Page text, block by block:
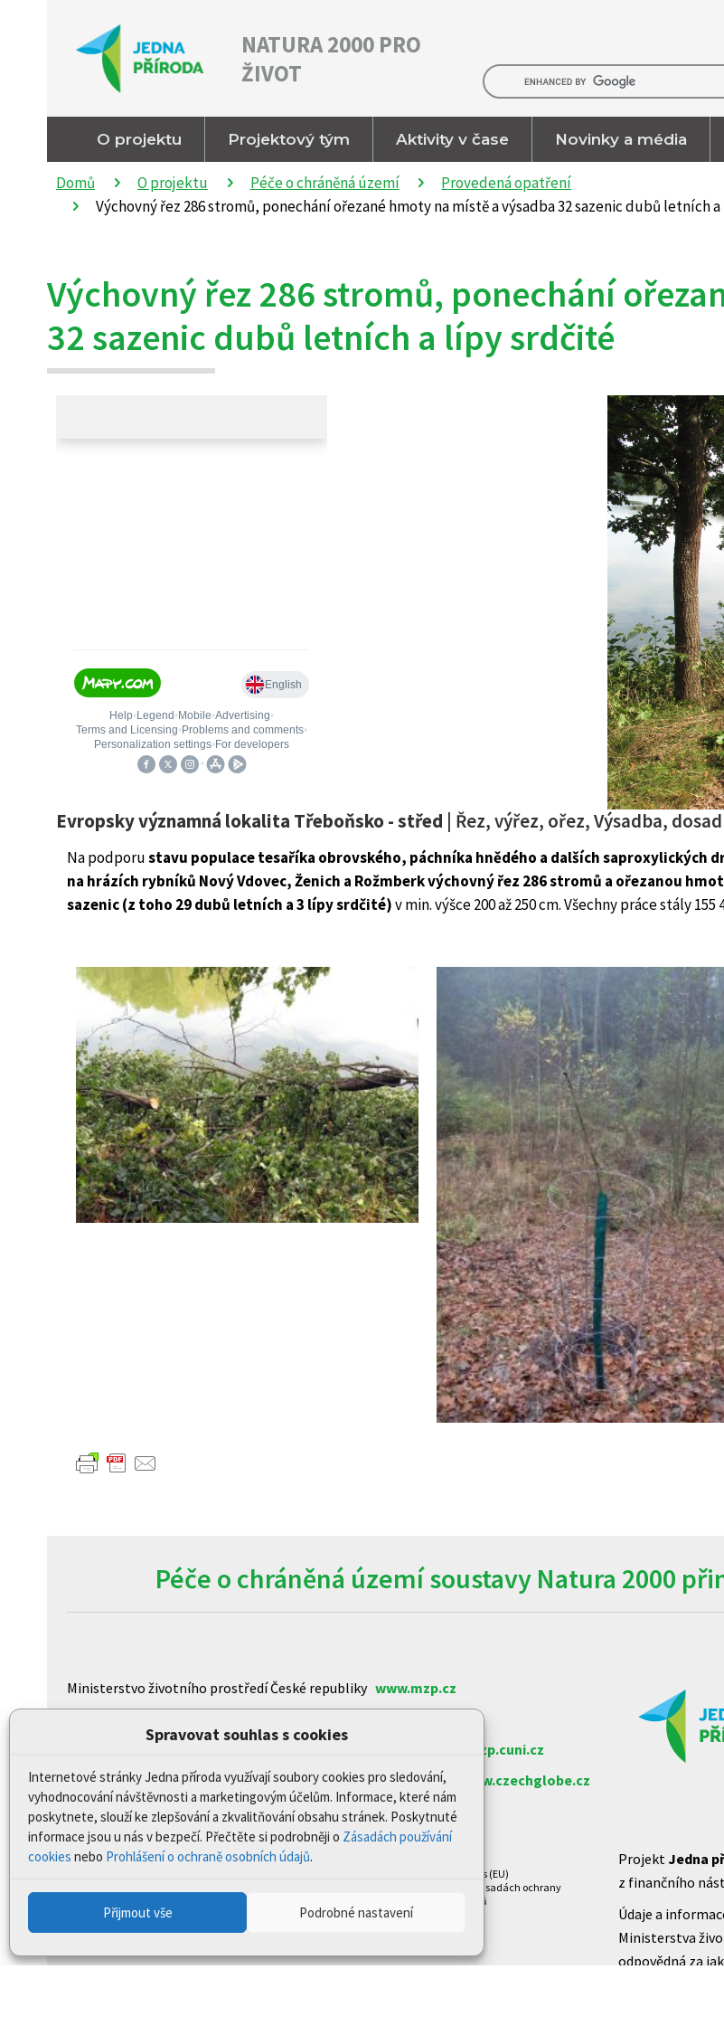
Spravovat souhlas s cookies
Internetové stránky Jedna příroda využívají soubory cookies pro sledování,
vyhodnocování návštěvnosti a marketingovým účelům. Informace, které nám
poskytnete, slouží ke zlepšování a zkvalitňování obsahu stránek. Poskytnuté
informace jsou u nás v bezpečí. Přečtěte si podrobněji o Zásadách používání
cookies nebo Prohlášení o ochraně osobních údajů.
Přijmout vše Podrobné nastavení
NATURA 2000 PRO
ŽIVOT
O projektu Projektový tým Aktivity v čase Novinky a média
Domů O projektu Péče o chráněná území
Provedená opatření
Výchovný řez 286 stromů, ponechání ořezané hmoty na místě a výsadba 32 sazenic dubů letních
Výchovný řez 286 stromů, ponechání
32 sazenic dubů letních a lípy srdčité
Evropsky významná lokalita Třeboňsko - střed | Řez, výřez, ořez, Výsadba,
Na podporustavu populace tesaříka obrovského, páchníka hnědého a dalších saproxylických
na hrázích rybníků Nový Vdovec, Ženich a Rožmberk výchovný řez 286 stromů a ořezanou
sazenic (z toho 29 dubů letních a 3 lípy srdčité)v min. výšce 200 až 250 cm. Všechny práce stály 155
Péče o chráněná území soustavy Natura 2000
Ministerstvo životního prostředí České republiky www.mzp.cz
www.nature.cz
www.czp.cuni.cz
CzechGlobe – Ústav výzkumu globální změny Akademie věd ČR
www.czechglobe.cz
Biologické centrum AV ČR, v.v.iwww.upb.cas.cz/
Zásady cookies (EU)
Prohlášení o zásadách ochrany
osobních údajů
ProjektJedna
z finančního
Údaje a
Ministerstva
odpovědná za